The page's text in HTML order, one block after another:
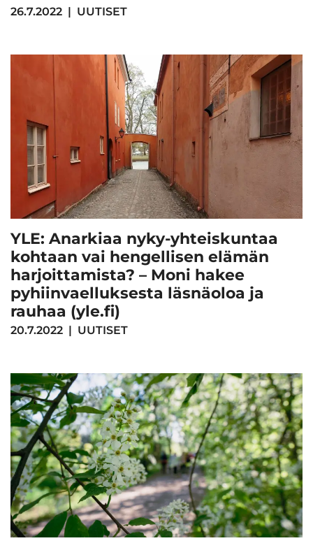
26.7.2022 | UUTISET
YLE: Anarkiaa nyky-yhteiskuntaa
kohtaan vai hengellisen elämän
harjoittamista? – Moni hakee
pyhiinvaelluksesta läsnäoloa ja
rauhaa (yle.fi)
20.7.2022 | UUTISET